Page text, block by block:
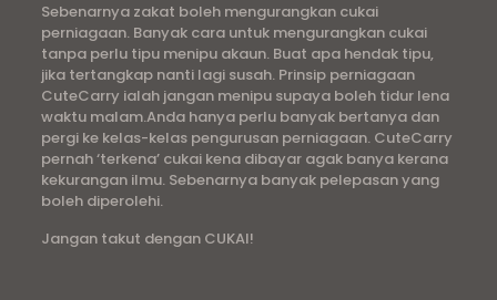
Sebenarnya zakat boleh mengurangkan cukai
perniagaan. Banyak cara untuk mengurangkan cukai
tanpa perlu tipu menipu akaun. Buat apa hendak tipu,
jika tertangkap nanti lagi susah. Prinsip perniagaan
CuteCarry ialah jangan menipu supaya boleh tidur lena
waktu malam.Anda hanya perlu banyak bertanya dan
pergi ke kelas-kelas pengurusan perniagaan. CuteCarry
pernah ‘terkena’ cukai kena dibayar agak banya kerana
kekurangan ilmu. Sebenarnya banyak pelepasan yang
boleh diperolehi.
Jangan takut dengan CUKAI!